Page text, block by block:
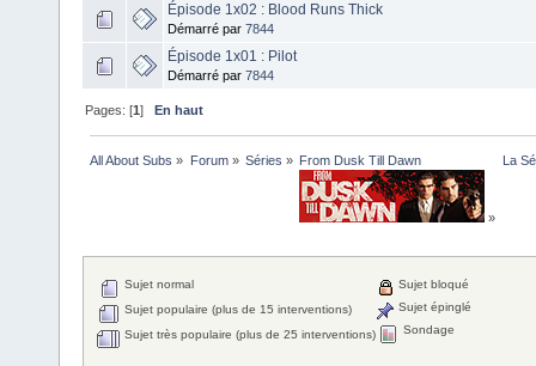
Épisode 1x02 : Blood Runs Thick
Démarré par 7844
Épisode 1x01 : Pilot
Démarré par 7844
Pages: [1]En haut
All About Subs » Forum» Séries » From Dusk Till Dawn
»
La
Sujet normal
Sujet populaire (plus de 15 interventions)
Sujet très populaire (plus de 25 interventions)
Sujet bloqué
Sujet épinglé
Sondage